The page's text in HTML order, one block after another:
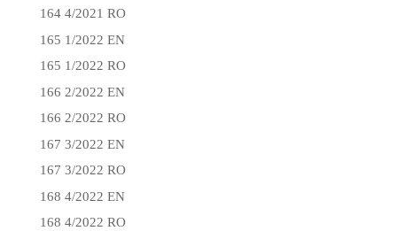
164 4/2021 RO
165 1/2022 EN
165 1/2022 RO
166 2/2022 EN
166 2/2022 RO
167 3/2022 EN
167 3/2022 RO
168 4/2022 EN
168 4/2022 RO